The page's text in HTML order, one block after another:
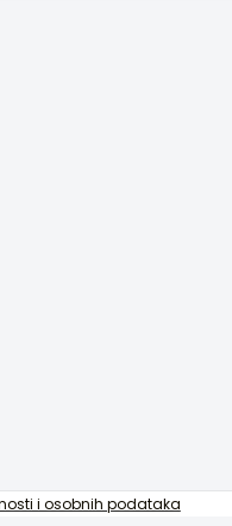
i osobnih podataka